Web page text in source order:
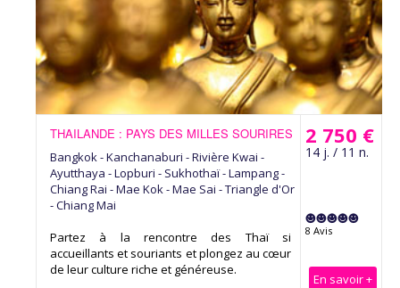
2 750 €
14 j. / 11 n.
8 Avis
En savoir +
THAILANDE : PAYS DES MILLES SOURIRES
Bangkok - Kanchanaburi - Rivière Kwai -
Ayutthaya - Lopburi - Sukhothaï - Lampang -
Chiang Rai - Mae Kok - Mae Sai - Triangle d'Or
- Chiang Mai
Partez à la rencontre des Thaï si
accueillants et souriants et plongez au cœur
de leur culture riche et généreuse.